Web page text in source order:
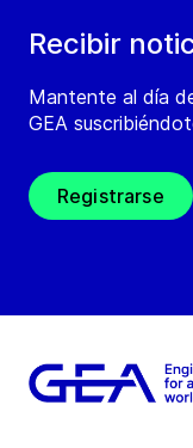
Recibir
Mantente al día
GEA
Registrarse